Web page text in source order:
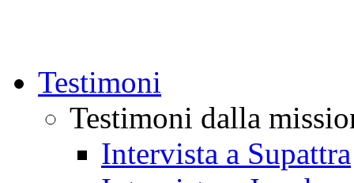
Testimoni
Testimoni dalla
Intervista a Supattra